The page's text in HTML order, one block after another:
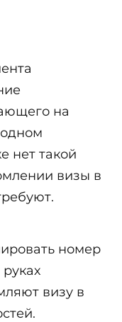
на
нет такой
визы в
номер
визу в